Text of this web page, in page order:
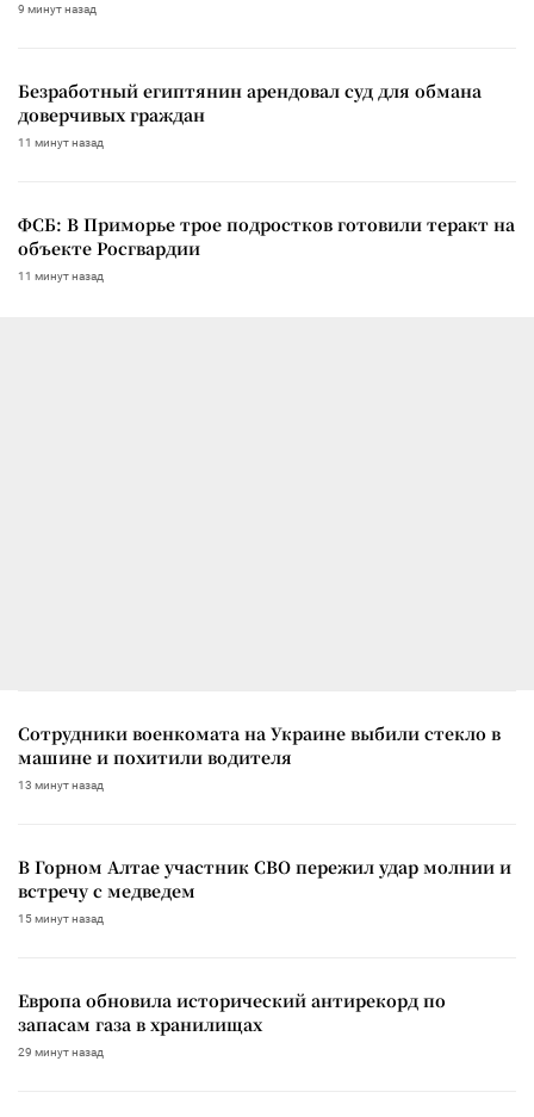
9 минут назад
Безработный египтянин арендовал суд для обмана
доверчивых граждан
11 минут назад
ФСБ: В Приморье трое подростков готовили теракт на
объекте Росгвардии
11 минут назад
Сотрудники военкомата на Украине выбили стекло в
машине и похитили водителя
13 минут назад
В Горном Алтае участник СВО пережил удар молнии и
встречу с медведем
15 минут назад
Европа обновила исторический антирекорд по
запасам газа в хранилищах
29 минут назад